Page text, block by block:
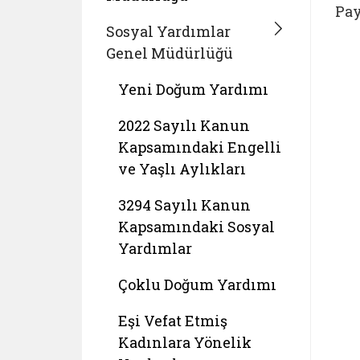
Sosyal Yardımlar
Genel Müdürlüğü
Yeni Doğum Yardımı
2022 Sayılı Kanun
Kapsamındaki Engelli
ve Yaşlı Aylıkları
3294 Sayılı Kanun
Kapsamındaki Sosyal
Yardımlar
Çoklu Doğum Yardımı
Eşi Vefat Etmiş
Kadınlara Yönelik